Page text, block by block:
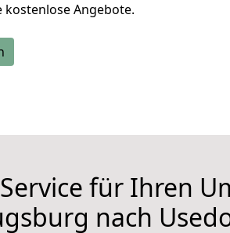
kostenlose Angebote.
für Ihren
nach